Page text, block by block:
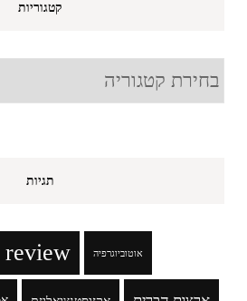
קטגוריות
קטגוריות
תגיות
review אוטוביוגרפיה